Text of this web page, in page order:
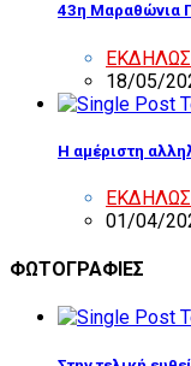
43η Μαραθώνια
18/05/
Η αμέριστη
01/04/
ΦΩΤΟΓΡΑΦΙΕΣ